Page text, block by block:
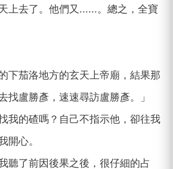
上去了。他們又......。總之，全寶
下茄洛地方的玄天上帝廟，結果那
找盧勝彥，速速尋訪盧勝彥。」
我的碴嗎？自己不指示他，卻往我
開心。
聽了前因後果之後，很仔細的占